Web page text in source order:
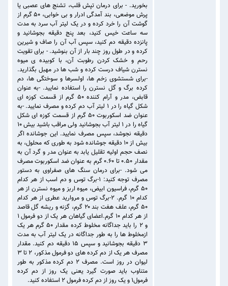
بخورید. - برای درمان تپش قلب، تشنج های عصبی یا
پرش موضعی، بند آمدگی ادرار و بی خوابی، 50 گرم از
گوشت آن را خرد کرده و در یک لیتر آب سرد به مدت
سه ساعت خیس کنید، بعد پنج دقیقه بجوشانید و
پانزده دقیقه دم کنید، سپس آب آن را صاف و شیرین
کرده و در طول روز چند بار از آن بنوشید. - برای تقویت
رحم و خشک کردن رطوبت آن، با کوبیده ی میوه
نسترن شیاف درست کرده و شب ها در مهبل بگذارید.
-برای شستشوی زخم ها، اولسرها و سوختگی ها، دم
کرده برگ و گل نسترن را استفاده نمایید. -به عنوان
قابض، مدر و آرام کننده ۵۰ گرم از قسمت کوزه ای
شکل گیاه را در ۱ لیتر آب دم کرده و مصرف نمایید. -به
عنوان ضد اسکوربوت ۵۰ گرم از قسمت کوزه ای شکل
گیاه را در ۱ لیتر آب بجوشانید ولی مراقب باشید بیش ۱۰
دقیقه نجوشد، سپس مصرف نمایید. این جوشانده اگر
بیش از ۱۰ دقیقه جوشانده شود به طوری که محلول، به
نصف حجم اولیه تقلیل یابد به عنوان مدر و گرد آن به
مقدار ۰.۵۰ تا ۰.۶۰ گرم به عنوان ضد اسکوربوت مصرف
می شود. -برای درمان سنگ های صفراوی به دستور
مصرف توجه کنید: ۱-برگ توس و دم اسب از هر کدام
۵۰ گرم، فراسیون ابیض، میوه اربز و میوه نسترن از هر
کدام ۱۰ گرم. ۲-برگ توس و مروارید عطری از هر کدام
۵۰ گرم، علف هفت بند ۲۰ گرم، گزنه و ریشه گل قاصد
از هر کدام ۱۰ گرم.اعضای گیاهان هر یک از دو فرمول ۱
و ۲ را باید جداگانه مخلوط کرده مقدار ۵۰ گرم هر یک
ازمخلوط ها را به طور جداگانه در یک لیتر آب به مدت
۳ دقیقه بجوشانید و سپس ۱۵ دقیقه دم کنید. مقدار
مصرف هر یک از دم کرده های دو فرمول مذکور، ۲ تا ۳
لیوان در روز است. مصرف ۲ دم کرده مذکور به طور
متناوب باید صورت گیرد یعنی یک روز از دم کرده
فرمول۱ و یک روز از دم کرده فرمول ۲ استفاده کنید.